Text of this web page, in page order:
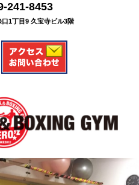
241-8453
1丁目9 久宝寺ビル3階